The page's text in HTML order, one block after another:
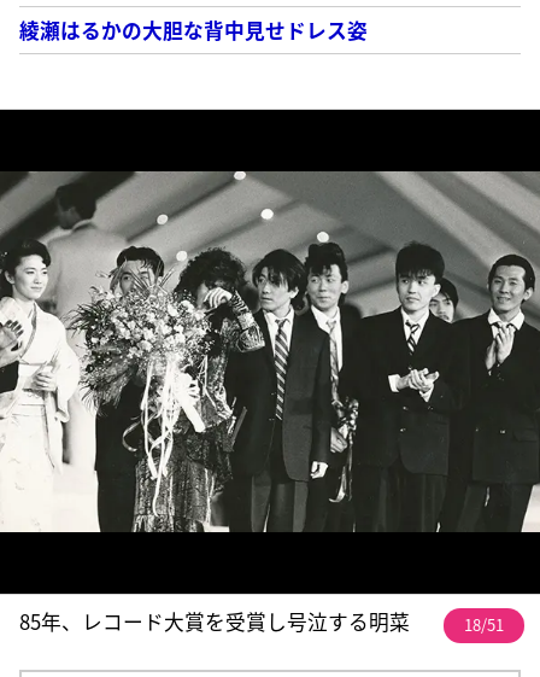
綾瀬はるかの大胆な背中見せドレス姿
85年、レコード大賞を受賞し号泣する明菜 18/51